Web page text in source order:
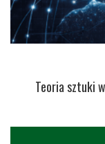
Teoria sztuki